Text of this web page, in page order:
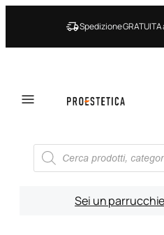
Spedizione
Ricerca
prodotti
Sei un